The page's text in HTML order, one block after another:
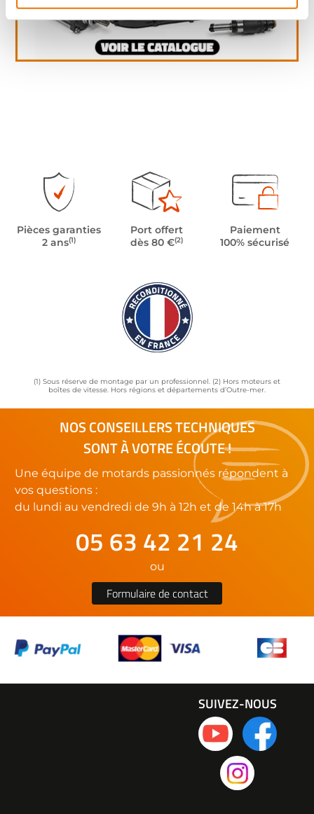
Pièces garanties
2 ans(1)
Port offert
dès 80 €(2)
Paiement
100% sécurisé
(1) Sous réserve de montage par un professionnel. (2) Hors moteurs et
boîtes de vitesse. Hors régions et départements d’Outre-mer.
NOS CONSEILLERS TECHNIQUES
SONT À VOTRE ÉCOUTE !
Une équipe de motards passionnés répondent à
vos questions :
du lundi au vendredi de 9h à 12h et de 14h à 17h
05 63 42 21 24
ou
Formulaire de contact
SUIVEZ-NOUS